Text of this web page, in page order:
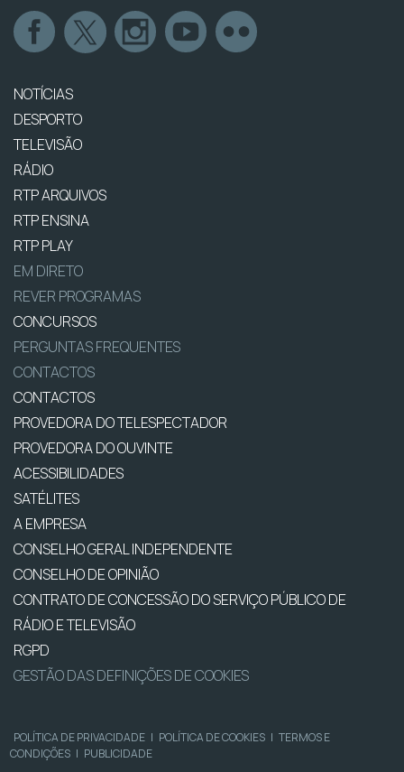
NOTÍCIAS
DESPORTO
TELEVISÃO
RÁDIO
RTP ARQUIVOS
RTP ENSINA
RTP PLAY
EM DIRETO
REVER PROGRAMAS
CONCURSOS
PERGUNTAS FREQUENTES
CONTACTOS
CONTACTOS
PROVEDORA DO TELESPECTADOR
PROVEDORA DO OUVINTE
ACESSIBILIDADES
SATÉLITES
A EMPRESA
CONSELHO GERAL INDEPENDENTE
CONSELHO DE OPINIÃO
CONTRATO DE CONCESSÃO DO SERVIÇO PÚBLICO DE
RÁDIO E TELEVISÃO
RGPD
GESTÃO DAS DEFINIÇÕES DE COOKIES
POLÍTICA DE PRIVACIDADE | POLÍTICA DE COOKIES | TERMOS E
CONDIÇÕES | PUBLICIDADE